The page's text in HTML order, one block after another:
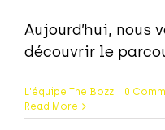
Aujourd’hui, nous
découvrir le
L'équipe The Bozz
0
Read More